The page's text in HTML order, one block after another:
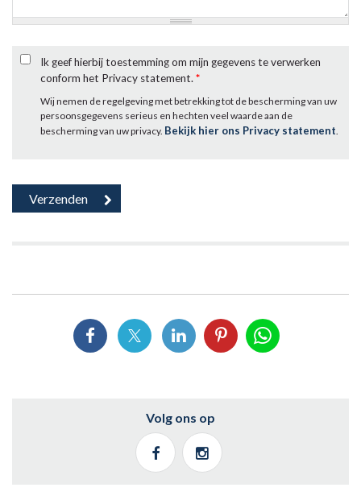
Ik geef hierbij toestemming om mijn gegevens te verwerken
conform het Privacy statement.*
Wij nemen de regelgeving met betrekking tot de bescherming van uw
persoonsgegevens serieus en hechten veel waarde aan de
bescherming van uw privacy. Bekijk hier ons Privacy statement.
Volg ons op